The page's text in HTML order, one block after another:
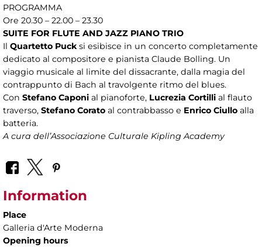
PROGRAMMA
Ore 20.30 – 22.00 – 23.30
SUITE FOR FLUTE AND JAZZ PIANO TRIO
Il Quartetto Pucksi esibisce in un concerto completamente
dedicato al compositore e pianista Claude Bolling. Un
viaggio musicale al limite del dissacrante, dalla magia del
contrappunto di Bach al travolgente ritmo del blues.
Con Stefano Caponi al pianoforte, Lucrezia Cortilli al flauto
traverso, Stefano Corato al contrabbasso e Enrico Ciullo alla
batteria.
A cura dell’Associazione Culturale Kipling Academy
Information
Place
Galleria d'Arte Moderna
Opening hours